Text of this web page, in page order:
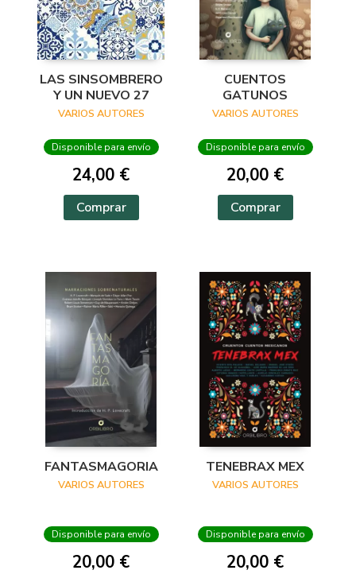
LAS SINSOMBRERO
Y UN NUEVO 27
VARIOS AUTORES
Disponible para envío
24,00 €
Comprar
CUENTOS
GATUNOS
VARIOS AUTORES
Disponible para envío
20,00 €
Comprar
FANTASMAGORIA
VARIOS AUTORES
Disponible para envío
20,00 €
TENEBRAX MEX
VARIOS AUTORES
Disponible para envío
20,00 €